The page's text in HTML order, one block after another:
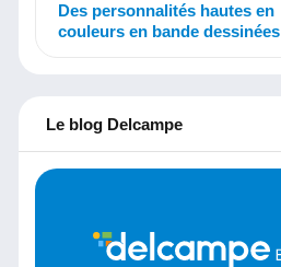
Des personnalités hautes en
couleurs en bande dessinées
Le blog Delcampe